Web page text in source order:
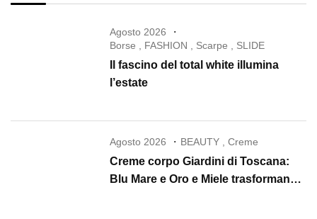
Agosto 2026
Borse , FASHION , Scarpe , SLIDE
Il fascino del total white illumina
l’estate
Agosto 2026 BEAUTY ,Creme
Creme corpo Giardini di Toscana:
Blu Mare e Oro e Miele trasformano